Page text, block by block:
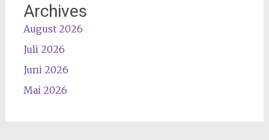
Archives
August 2026
Juli 2026
Juni 2026
Mai 2026